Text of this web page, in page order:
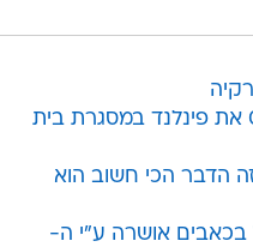
יורו 2020: רוסיה ניצחה 0:1 את פינלנד במסגרת בית
הדבר הכי חשוב הוא
בכאבים אושרה ע"י ה-